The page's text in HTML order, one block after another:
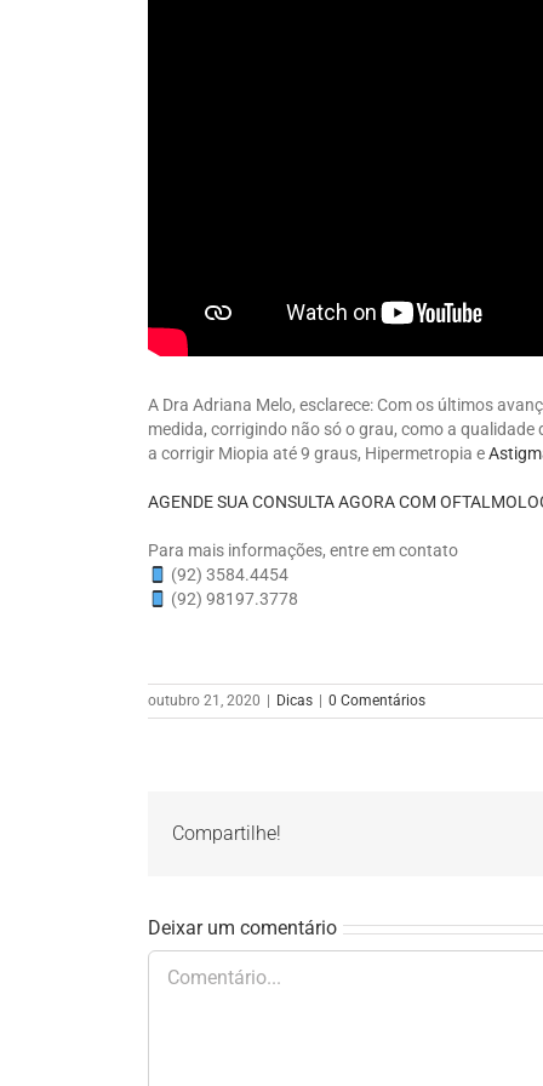
A Dra Adriana Melo, esclarece: Com os últimos
medida, corrigindo não só o grau, como a
a corrigir Miopia até 9 graus, Hipermetropia e
AGENDE SUA CONSULTA AGORA COM
Para mais informações, entre em contato⠀⠀⠀⠀⠀
(92) 3584.4454⠀⠀⠀⠀⠀
(92) 98197.3778
outubro 21, 2020 Dicas 0 Comentários
Compartilhe!
Deixar um comentário
Comentário